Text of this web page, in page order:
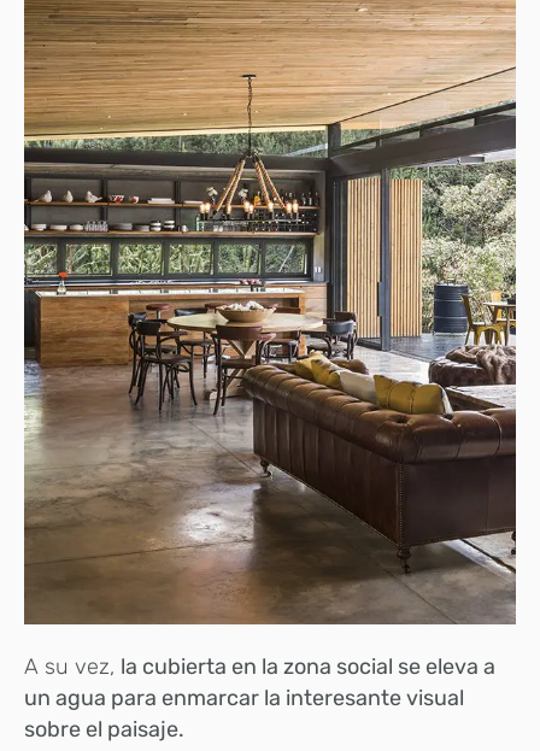
A su vez, la cubierta en la zona social se eleva a
un agua para enmarcar la interesante visual
sobre el paisaje.